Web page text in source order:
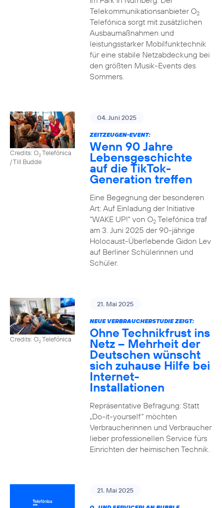
Telekommunikationsanbieter O2
Telefónica sorgt mit zusätzlichen
Ausbaumaßnahmen und
leistungsstarker Mobilfunktechnik
für eine stabile Netzabdeckung bei
den größten Musik-Events des
Sommers.
Credits: O2Telefónica
/ Till Budde
04. Juni 2025
ZEITZEUGEN-EVENT:
Wenn 90 Jahre
Lebensgeschichte
auf die TikTok-
Generation treffen
Eine Begegnung der besonderen
Art: Auf Einladung der Initiative
"WAKE UP!" von O2Telefónica traf
am 3. Juni 2025 der 90-jährige
Holocaust-Überlebende Gidon Lev
auf Berliner Schülerinnen und
Schüler.
Credits: O2Telefónica
21. Mai 2025
NEUE VERBRAUCHERSTUDIE ZEIGT:
Ohne Technikfrust ins
Netz – Mehrheit der
Deutschen wünscht
sich zuhause Hilfe bei
Internet-
Installationen
Repräsentative Befragung: Statt
„Do-it-yourself“ möchten
Verbraucherinnen und Verbraucher
lieber professionellen Service fürs
Einrichten der heimischen Technik.
21. Mai 2025